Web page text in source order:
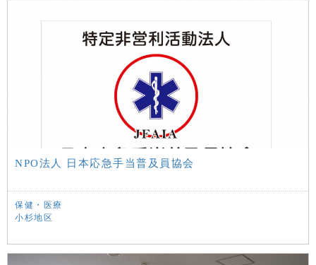
NPO法人 日本応急手当普及員協会
保健・医療
小杉地区